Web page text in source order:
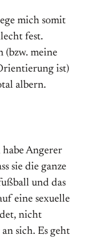
mich somit
fest.
meine
ist)
albern.
Angerer
sie die ganze
und das
eine sexuelle
nicht
sich. Es geht